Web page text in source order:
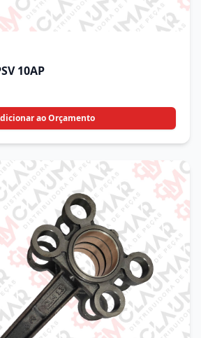
10AP
ao Orçamento